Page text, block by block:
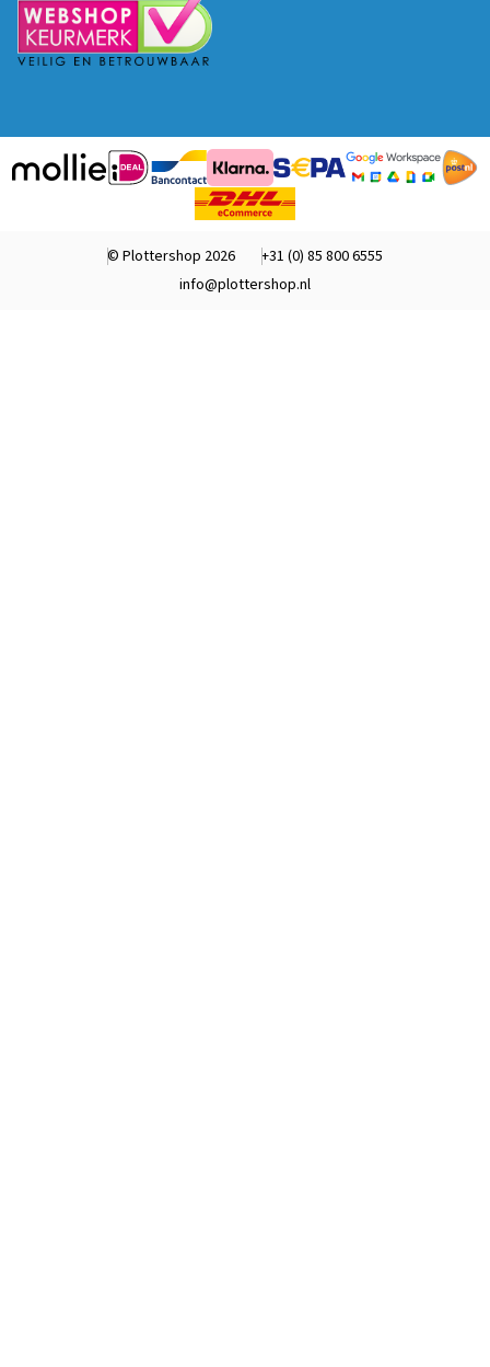
© Plottershop 2026
+31 (0) 85 800 6555
info@plottershop.nl